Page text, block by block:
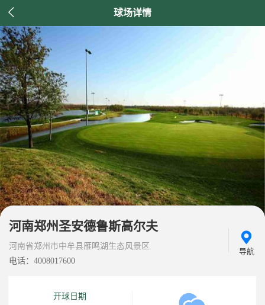
 球场详情
河南郑州圣安德鲁斯高尔夫
河南省郑州市中牟县雁鸣湖生态风景区
电话：4008017600
导航
开球日期